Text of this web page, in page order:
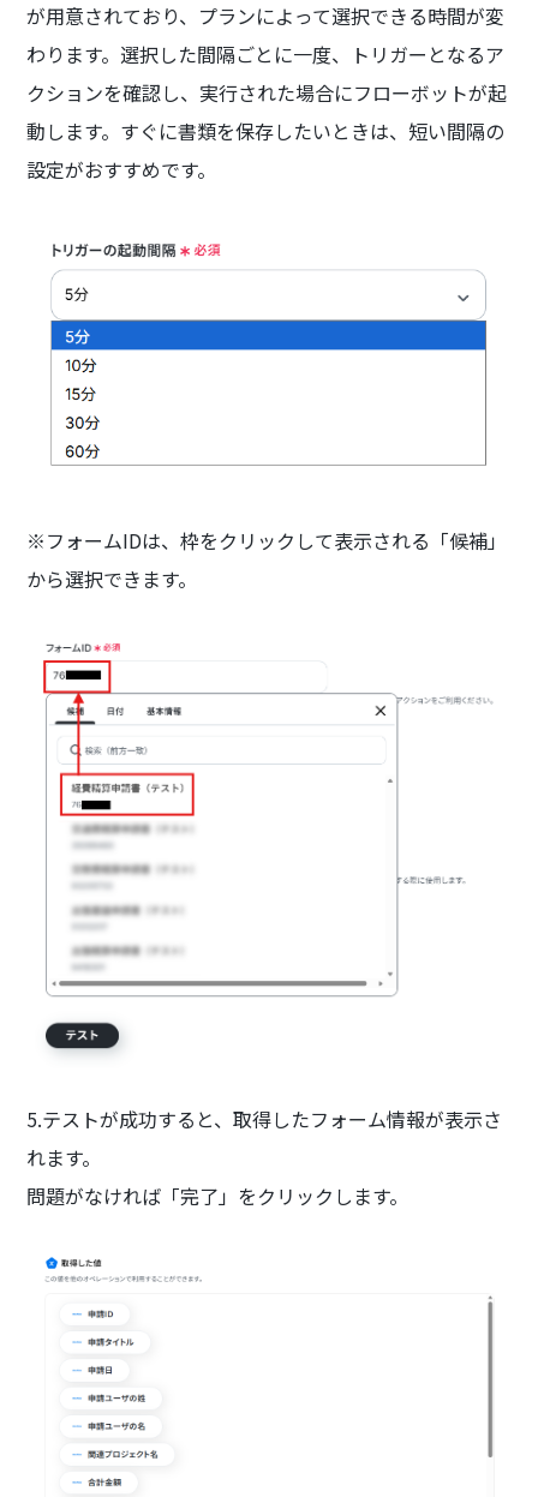
が用意されており、プランによって選択できる時間が変
わります。選択した間隔ごとに一度、トリガーとなるア
クションを確認し、実行された場合にフローボットが起
動します。すぐに書類を保存したいときは、短い間隔の
設定がおすすめです。
※フォームIDは、枠をクリックして表示される「候補」
から選択できます。
5.テストが成功すると、取得したフォーム情報が表示さ
れます。
問題がなければ「完了」をクリックします。